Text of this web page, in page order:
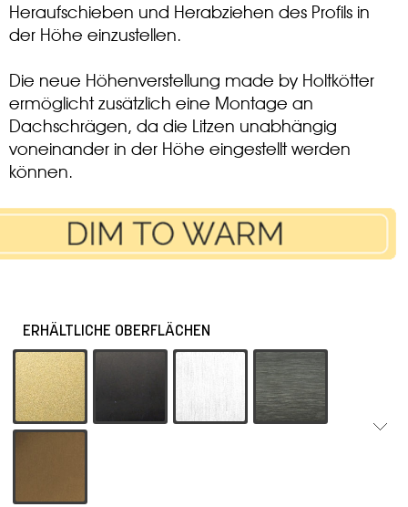
Heraufschieben und Herabziehen des Profils in
der Höhe einzustellen.
Die neue Höhenverstellung made by Holtkötter
ermöglicht zusätzlich eine Montage an
Dachschrägen, da die Litzen unabhängig
voneinander in der Höhe eingestellt werden
können.
ERHÄLTLICHE OBERFLÄCHEN
-19 Eloxal Messing -61 Silbermatt-62 Platin